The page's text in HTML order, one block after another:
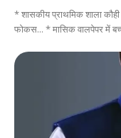
* शासकीय प्राथमिक शाला
फोकस... * मासिक वालपेपर में